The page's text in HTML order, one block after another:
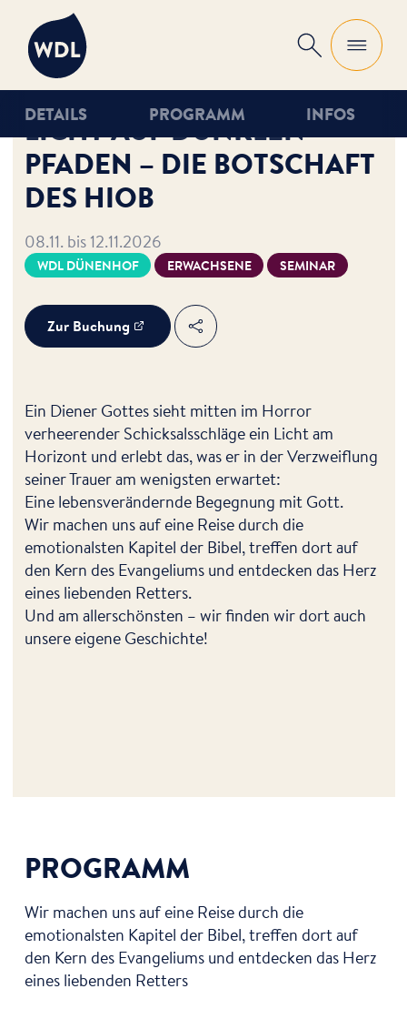
WDL
Suche
DETAILS PROGRAMM INFOS
LICHT AUF DUNKLEN
PFADEN – DIE BOTSCHAFT
DES HIOB
08.11. bis 12.11.2026
WDL DÜNENHOF ERWACHSENE SEMINAR
Zur Buchung Teilen
Ein Diener Gottes sieht mitten im Horror
verheerender Schicksalsschläge ein Licht am
Horizont und erlebt das, was er in der Verzweiflung
seiner Trauer am wenigsten erwartet:
Eine lebensverändernde Begegnung mit Gott.
Wir machen uns auf eine Reise durch die
emotionalsten Kapitel der Bibel, treffen dort auf
den Kern des Evangeliums und entdecken das Herz
eines liebenden Retters.
Und am allerschönsten – wir finden wir dort auch
unsere eigene Geschichte!
PROGRAMM
Wir machen uns auf eine Reise durch die
emotionalsten Kapitel der Bibel, treffen dort auf
den Kern des Evangeliums und entdecken das Herz
eines liebenden Retters